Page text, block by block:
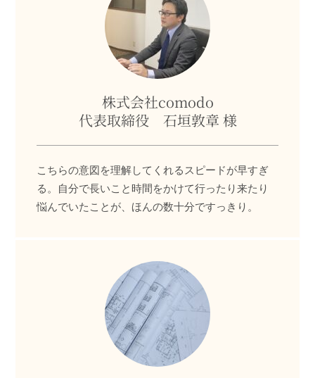
株式会社comodo
代表取締役 石垣敦章 様
こちらの意図を理解してくれるスピードが早すぎ
る。自分で長いこと時間をかけて行ったり来たり
悩んでいたことが、ほんの数十分ですっきり。